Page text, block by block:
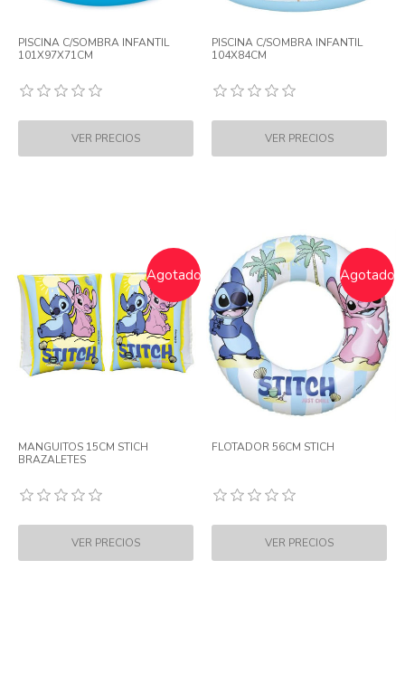
PISCINA C/SOMBRA INFANTIL
101X97X71CM
PISCINA C/SOMBRA INFANTIL
104X84CM
Agotado
MANGUITOS 15CM STICH
BRAZALETES
Agotado
FLOTADOR 56CM STICH